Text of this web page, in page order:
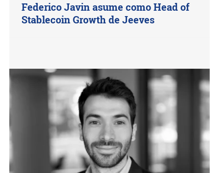
Federico Javin asume como Head of
Stablecoin Growth de Jeeves